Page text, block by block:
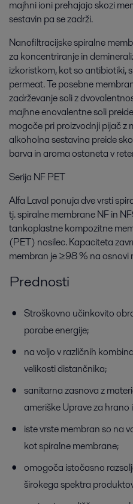
majhni ioni prehajajo skozi
sestavin pa se zadrži.
Nanofiltracijske spiralne
za koncentriranje in
izkoristkom, kot so antibiotiki,
permeat. Te posebne
zadrževanje soli z
majhne enovalentne soli
mogoče pri proizvodnji pijač z
alkoholna sestavina preide
barva in aroma ostaneta v
Serija NF PET
Alfa Laval ponuja dve vrsti
tj. spiralne membrane NF in
tankoplastne kompozitne
(PET) nosilec. Kapaciteta
membran je ≥98 % na osnovi
Prednosti
Stroškovno učinkovito
porabe energije;
na voljo v različnih
velikosti distančnika;
sanitarna zasnova z
ameriške Uprave za
iste vrste membran so na
kot spiralne membrane;
omogoča istočasno
širokega spektra